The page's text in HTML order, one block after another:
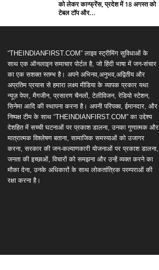
को लेकर कान्फ्रेंस, प्रदेश में 18 अगस्त को
टेबल टॉप और...
“THEINDIANFIRST.COM” लाइव स्ट्रीमिंग सुविधाओं के
साथ एक ऑनलाइन समाचार पोर्टल है, जो हिंदी भाषा में जन-संचार
का एक सशक्त स्तम्भ है। अपने अभिनव,अनुभव,अद्वितीय और
अप्रतिम प्रयास से हमारा लक्ष्य मीडिया के व्यापक प्रकार यथा
न्यूज़ पेपर, मैगजीन, प्रसारण चैनलों, टेलीविजन, रेडियो स्टेशन,
सिनेमा आदि की स्थापना करना है। अपनी परिपक्व, ईमानदार, और
निष्पक्ष टीम के साथ “THEINDIANFIRST.COM” का उद्देश्य
देशहित में सच्ची घटनाओं पर प्रकाश डालना, उनका गुणात्मक और
मात्रात्मक विश्लेषण बताना, सामाजिक समस्याओं को उजागर
करना, सरकार की जन-कल्याणकारी योजनाओं पर प्रकाश डालना,
जनता की इच्छाओं, विचारों को समझना और उन्हें व्यक्त करने का
मौका देना, उनके अधिकारों के साथ लोकतांत्रिक परम्पराओं की
रक्षा करना है।